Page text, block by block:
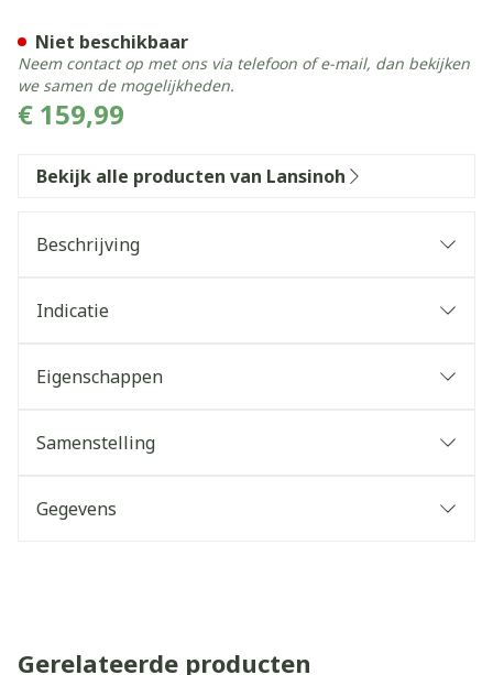
€ 159,99
Niet beschikbaar
Neem contact op met ons via telefoon of e-mail, dan bekijken
we samen de mogelijkheden.
Bekijk alle producten van Lansinoh
Beschrijving
Indicatie
Eigenschappen
Samenstelling
Gegevens
Gerelateerde producten